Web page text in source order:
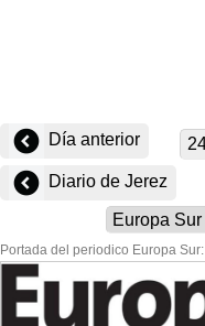
Día anterior
Diario de Jerez
Portada del periodico Europa Sur: